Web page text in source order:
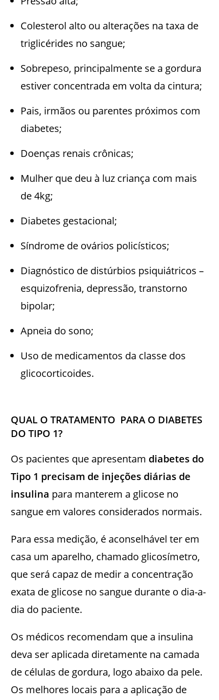
Colesterol alto ou alterações na taxa de
triglicérides no sangue;
Sobrepeso, principalmente se a gordura
estiver concentrada em volta da cintura;
Pais, irmãos ou parentes próximos com
diabetes;
Doenças renais crônicas;
Mulher que deu à luz criança com mais
de 4kg;
Diabetes gestacional;
Síndrome de ovários policísticos;
Diagnóstico de distúrbios psiquiátricos –
esquizofrenia, depressão, transtorno
bipolar;
Apneia do sono;
Uso de medicamentos da classe dos
glicocorticoides.
QUAL O TRATAMENTO PARA O DIABETES
DO TIPO 1?
Os pacientes que apresentam diabetes do
Tipo 1 precisam de injeções diárias de
insulina para manterem a glicose no
sangue em valores considerados normais.
Para essa medição, é aconselhável ter em
casa um aparelho, chamado glicosímetro,
que será capaz de medir a concentração
exata de glicose no sangue durante o dia-a-
dia do paciente.
Os médicos recomendam que a insulina
deva ser aplicada diretamente na camada
de células de gordura, logo abaixo da pele.
Os melhores locais para a aplicação de